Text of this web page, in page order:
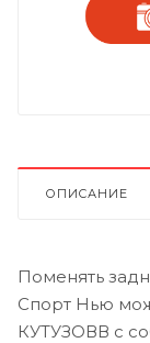
ОПИСАНИЕ
Поменять
Спорт Нью
КУТУЗОВВ с